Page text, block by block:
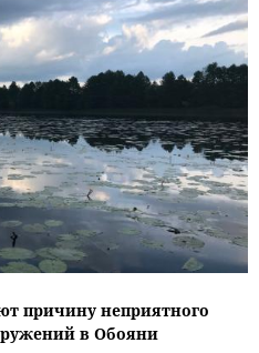
причину неприятного
в Обояни